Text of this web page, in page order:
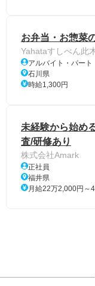
お弁当・お惣菜
Yahataすしべん此
アルバイト・パート
石川県
時給1,300円
未経験から始め
査/研修あり
株式会社Amark
正社員
福井県
月給22万2,000円～